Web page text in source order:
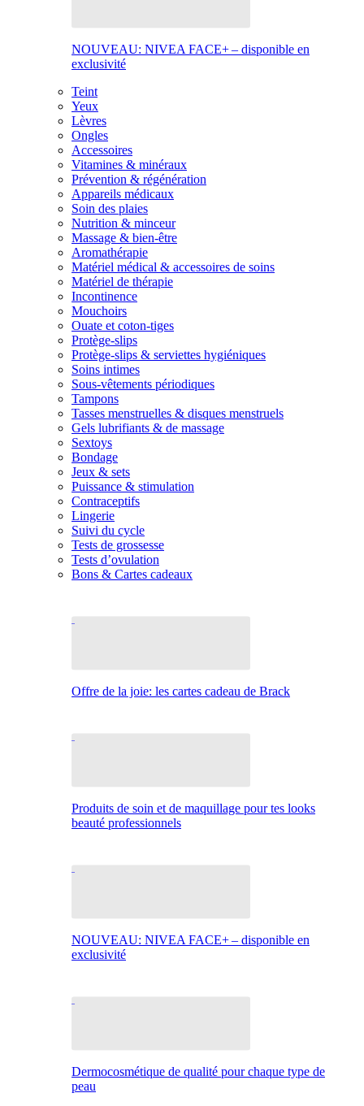
NOUVEAU: NIVEA FACE+ – disponible en
exclusivité
Teint
Yeux
Lèvres
Ongles
Accessoires
Vitamines & minéraux
Prévention & régénération
Appareils médicaux
Soin des plaies
Nutrition & minceur
Massage & bien-être
Aromathérapie
Matériel médical & accessoires de soins
Matériel de thérapie
Incontinence
Mouchoirs
Ouate et coton-tiges
Protège-slips
Protège-slips & serviettes hygiéniques
Soins intimes
Sous-vêtements périodiques
Tampons
Tasses menstruelles & disques menstruels
Gels lubrifiants & de massage
Sextoys
Bondage
Jeux & sets
Puissance & stimulation
Contraceptifs
Lingerie
Suivi du cycle
Tests de grossesse
Tests d’ovulation
Bons & Cartes cadeaux
Offre de la joie: les cartes cadeau de Brack
Produits de soin et de maquillage pour tes looks
beauté professionnels
NOUVEAU: NIVEA FACE+ – disponible en
exclusivité
Dermocosmétique de qualité pour chaque type de
peau